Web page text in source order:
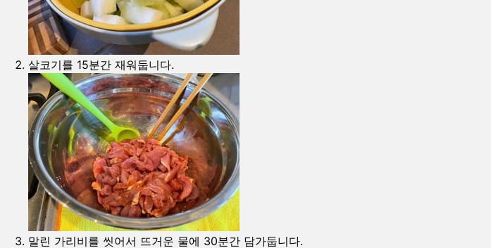
살코기를 15분간 재워둡니다.
말린 가리비를 씻어서 뜨거운 물에 30분간 담가둡니다.